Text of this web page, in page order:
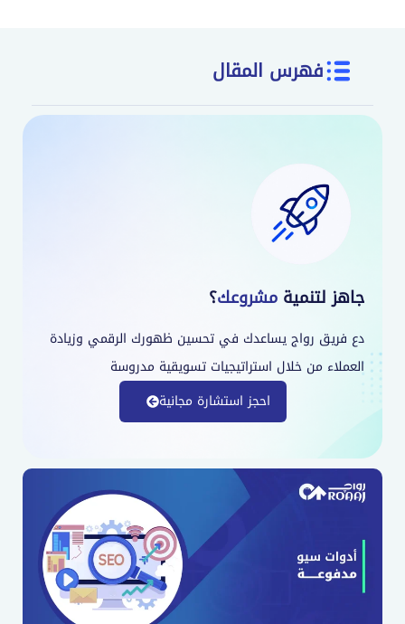
فهرس المقال
لتنميةمشروعك؟
فريق رواج يساعدك في تحسين ظهورك الرقمي وزيادة
من خلال استراتيجيات تسويقية مدروسة
احجز استشارة مجانية